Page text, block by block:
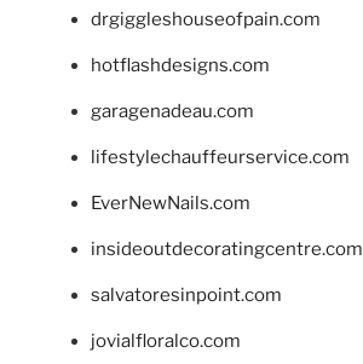
drgiggleshouseofpain.com
hotflashdesigns.com
garagenadeau.com
lifestylechauffeurservice.com
EverNewNails.com
insideoutdecoratingcentre.com
salvatoresinpoint.com
jovialfloralco.com